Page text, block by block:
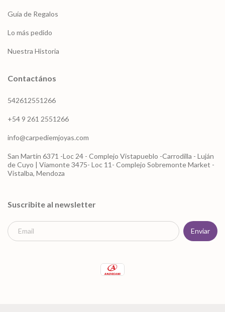
Guía de Regalos
Lo más pedido
Nuestra Historia
Contactános
542612551266
+54 9 261 2551266
info@carpediemjoyas.com
San Martín 6371 -Loc 24 - Complejo Vistapueblo -Carrodilla - Luján
de Cuyo | Viamonte 3475- Loc 11- Complejo Sobremonte Market -
Vistalba, Mendoza
Suscribite al newsletter